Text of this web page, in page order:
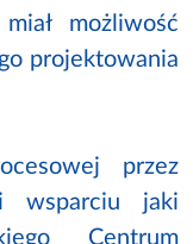
możliwość
projektowania
przez
wsparciu jaki
Centrum